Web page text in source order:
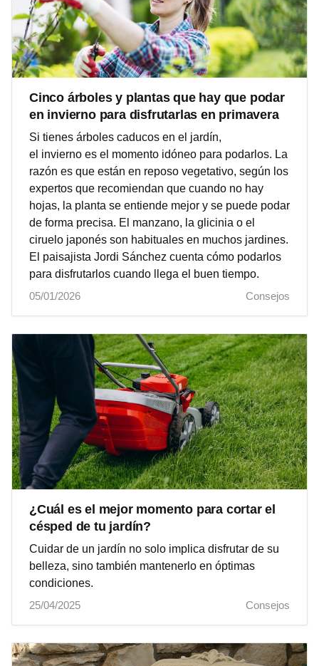
Cinco árboles y plantas que hay que podar
en invierno para disfrutarlas en primavera
Si tienes árboles caducos en el jardín,
el invierno es el momento idóneo para podarlos. La
razón es que están en reposo vegetativo, según los
expertos que recomiendan que cuando no hay
hojas, la planta se entiende mejor y se puede podar
de forma precisa. El manzano, la glicinia o el
ciruelo japonés son habituales en muchos jardines.
El paisajista Jordi Sánchez cuenta cómo podarlos
para disfrutarlos cuando llega el buen tiempo.
05/01/2026
Consejos
¿Cuál es el mejor momento para cortar el
césped de tu jardín?
Cuidar de un jardín no solo implica disfrutar de su
belleza, sino también mantenerlo en óptimas
condiciones.
25/04/2025
Consejos